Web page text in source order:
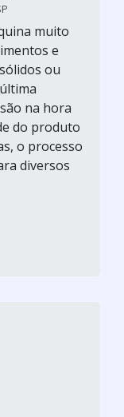
muito
e
ou
na hora
do produto
o processo
diversos